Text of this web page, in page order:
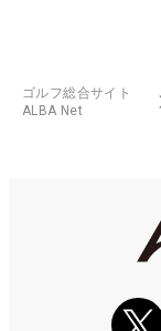
ゴルフ総合サイト
ALBA Net